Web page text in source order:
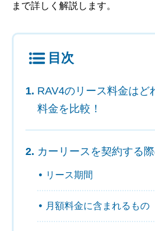
まで詳しく解説します。
目次
RAV4のリース料金はど
料金を比較！
カーリースを契約する
リース期間
月額料金に含まれるもの